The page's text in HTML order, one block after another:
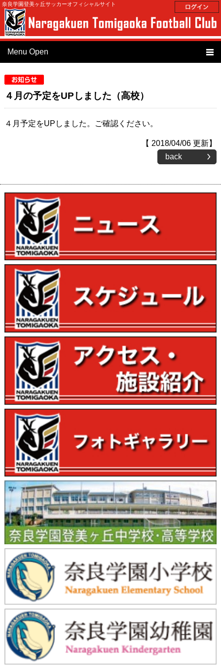
奈良学園登美ヶ丘サッカーオフィシャルサイト
Menu Open
ニュース
スケジュール
選手紹介
施設・アクセス
４月の予定をUPしました（高校）
４月予定をUPしました。ご確認ください。
【 2018/04/06 更新】
back